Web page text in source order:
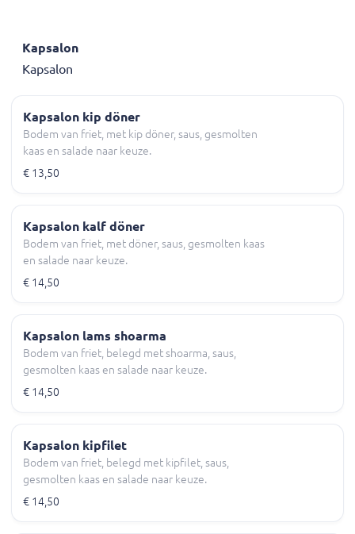
Kapsalon
Kapsalon
Kapsalon kip döner
Bodem van friet, met kip döner, saus, gesmolten
kaas en salade naar keuze.
€ 13,50
Kapsalon kalf döner
Bodem van friet, met döner, saus, gesmolten kaas
en salade naar keuze.
€ 14,50
Kapsalon lams shoarma
Bodem van friet, belegd met shoarma, saus,
gesmolten kaas en salade naar keuze.
€ 14,50
Kapsalon kipfilet
Bodem van friet, belegd met kipfilet, saus,
gesmolten kaas en salade naar keuze.
€ 14,50